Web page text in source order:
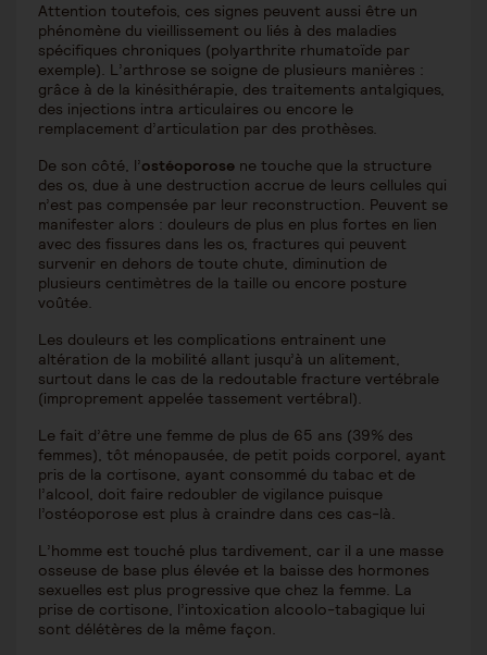
Attention toutefois, ces signes peuvent aussi être un
phénomène du vieillissement ou liés à des maladies
spécifiques chroniques (polyarthrite rhumatoïde par
exemple). L’arthrose se soigne de plusieurs manières :
grâce à de la kinésithérapie, des traitements antalgiques,
des injections intra articulaires ou encore le
remplacement d’articulation par des prothèses.
De son côté, l’ostéoporose ne touche que la structure
des os, due à une destruction accrue de leurs cellules qui
n’est pas compensée par leur reconstruction. Peuvent se
manifester alors : douleurs de plus en plus fortes en lien
avec des fissures dans les os, fractures qui peuvent
survenir en dehors de toute chute, diminution de
plusieurs centimètres de la taille ou encore posture
voûtée.
Les douleurs et les complications entrainent une
altération de la mobilité allant jusqu’à un alitement,
surtout dans le cas de la redoutable fracture vertébrale
(improprement appelée tassement vertébral).
Le fait d’être une femme de plus de 65 ans (39% des
femmes), tôt ménopausée, de petit poids corporel, ayant
pris de la cortisone, ayant consommé du tabac et de
l’alcool, doit faire redoubler de vigilance puisque
l’ostéoporose est plus à craindre dans ces cas-là.
L’homme est touché plus tardivement, car il a une masse
osseuse de base plus élevée et la baisse des hormones
sexuelles est plus progressive que chez la femme. La
prise de cortisone, l’intoxication alcoolo-tabagique lui
sont délétères de la même façon.